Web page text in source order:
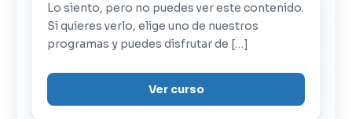
Lo siento, pero no puedes ver este contenido.
Si quieres verlo, elige uno de nuestros
programas y puedes disfrutar de […]
Ver curso